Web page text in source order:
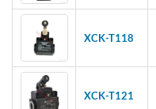
XCK-T118
XCK-T121